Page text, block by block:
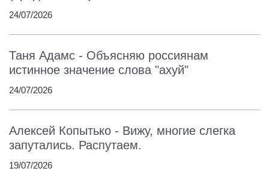
24/07/2026
Таня Адамс - Объясняю россиянам
истинное значение слова "ахуй"
24/07/2026
Алексей Копытько - Вижу, многие слегка
запутались. Распутаем.
19/07/2026